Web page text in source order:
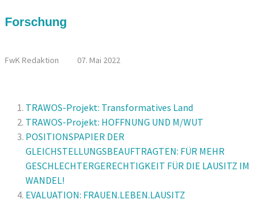
FwK Redaktion
Forschung
07. Mai 2022
TRAWOS-Projekt: Transformatives Land
TRAWOS-Projekt: HOFFNUNG UND M/WUT
POSITIONSPAPIER DER
GLEICHSTELLUNGSBEAUFTRAGTEN: FÜR MEHR
GESCHLECHTERGERECHTIGKEIT FÜR DIE LAUSITZ IM
WANDEL!
EVALUATION: FRAUEN.LEBEN.LAUSITZ